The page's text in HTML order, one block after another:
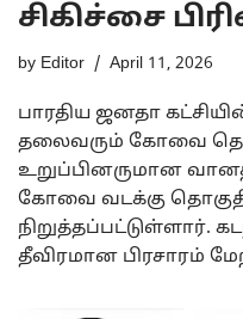
சிகிச்சை
by Editor April 11, 2026
பாரதிய ஜனதா
தலைவரும் கோவை
உறுப்பினருமான
கோவை வடக்கு
நிறுத்தப்பட்டுள்ளார்.
தீவிரமான பிரசாரம்